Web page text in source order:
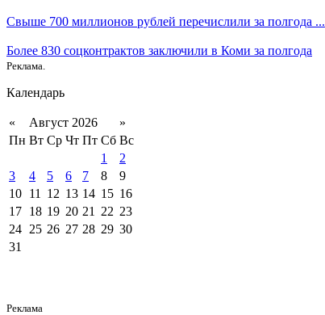
Свыше 700 миллионов рублей перечислили за полгода ...
Более 830 соцконтрактов заключили в Коми за полгода
Реклама.
Календарь
« Август 2026
»
Пн Вт Ср Чт Пт Сб Вс
1
2
3
4 5 6 7 8
9
10 11 12 13 14 15 16
17 18 19 20 21 22 23
24 25 26 27 28 29 30
31
Реклама